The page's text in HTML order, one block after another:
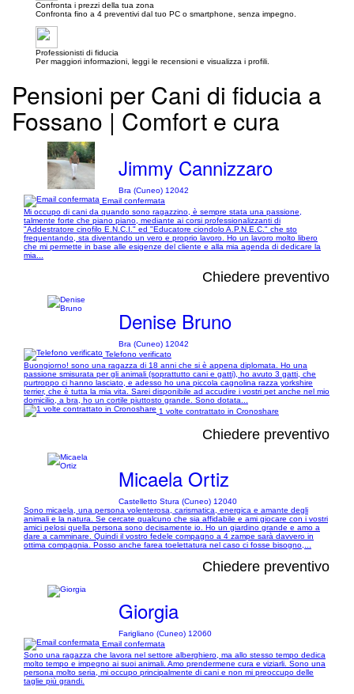
Confronta i prezzi della tua zona
Confronta fino a 4 preventivi dal tuo PC o smartphone, senza impegno.
Professionisti di fiducia
Per maggiori informazioni, leggi le recensioni e visualizza i profili.
Pensioni per Cani di fiducia a
Fossano | Comfort e cura
Jimmy Cannizzaro
Bra (Cuneo) 12042
Email confermata
Mi occupo di cani da quando sono ragazzino, è sempre stata una passione,
talmente forte che piano piano, mediante ai corsi professionalizzanti di
"Addestratore cinofilo E.N.C.I." ed "Educatore ciondolo A.P.N.E.C." che sto
frequentando, sta diventando un vero e proprio lavoro. Ho un lavoro molto libero
che mi permette in base alle esigenze del cliente e alla mia agenda di dedicare la
mia...
Chiedere preventivo
Denise Bruno
Bra (Cuneo) 12042
Telefono verificato
Buongiorno! sono una ragazza di 18 anni che si è appena diplomata. Ho una
passione smisurata per gli animali (soprattutto cani e gatti), ho avuto 3 gatti, che
purtroppo ci hanno lasciato, e adesso ho una piccola cagnolina razza yorkshire
terrier, che è tutta la mia vita. Sarei disponibile ad accudire i vostri pet anche nel mio
domicilio, a bra, ho un cortile piuttosto grande. Sono dotata...
1 volte contrattato in Cronoshare
Chiedere preventivo
Micaela Ortiz
Castelletto Stura (Cuneo) 12040
Sono micaela, una persona volenterosa, carismatica, energica e amante degli
animali e la natura. Se cercate qualcuno che sia affidabile e ami giocare con i vostri
amici pelosi quella persona sono decisamente io. Ho un giardino grande e amo a
dare a camminare. Quindi il vostro fedele compagno a 4 zampe sarà davvero in
ottima compagnia. Posso anche farea toelettatura nel caso ci fosse bisogno,...
Chiedere preventivo
Giorgia
Farigliano (Cuneo) 12060
Email confermata
Sono una ragazza che lavora nel settore alberghiero, ma allo stesso tempo dedica
molto tempo e impegno ai suoi animali. Amo prendermene cura e viziarli. Sono una
persona molto seria, mi occupo principalmente di cani e non mi preoccupo delle
taglie più grandi.